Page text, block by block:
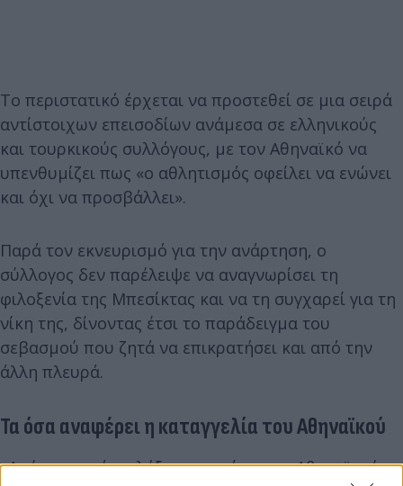
Το περιστατικό έρχεται να προστεθεί σε μια σειρά
αντίστοιχων επεισοδίων ανάμεσα σε ελληνικούς
και τουρκικούς συλλόγους, με τον Αθηναϊκό να
υπενθυμίζει πως «ο αθλητισμός οφείλει να ενώνει
και όχι να προσβάλλει».
Παρά τον εκνευρισμό για την ανάρτηση, ο
σύλλογος δεν παρέλειψε να αναγνωρίσει τη
φιλοξενία της Μπεσίκτας και να τη συγχαρεί για τη
νίκη της, δίνοντας έτσι το παράδειγμα του
σεβασμού που ζητά να επικρατήσει και από την
άλλη πλευρά.
Τα όσα αναφέρει η καταγγελία του Αθηναϊκού
«Αμέσως μετά τη λήξη του αγώνα του Αθηναϊκού